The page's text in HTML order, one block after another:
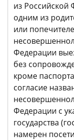
из Российской
одним из
или
Федерации
без
кроме
согласие
Федерации с
государства
намерен